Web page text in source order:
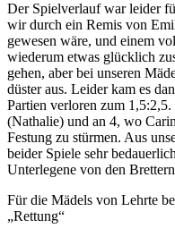
Der Spielverlauf war leider
wir durch ein Remis von
gewesen wäre, und einem
wiederum etwas glücklich
gehen, aber bei unseren
düster aus. Leider kam es
Partien verloren zum
(Nathalie) und an 4, wo
Festung zu stürmen. Aus
beider Spiele sehr
Unterlegene von den
Für die Mädels von Lehrte
„Rettung“